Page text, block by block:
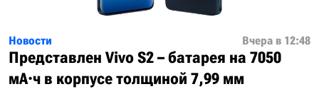
Новости Вчера в 12:48
Представлен Vivo S2 – батарея на 7050
мА·ч в корпусе толщиной 7,99 мм